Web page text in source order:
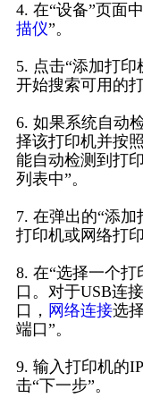
4. 在“设备”页面
描仪”。
5. 点击“添加打印
开始搜索可用的打
6. 如果系统自动
择该打印机并按
能自动检测到打
列表中”。
7. 在弹出的“添
打印机或网络打
8. 在“选择一个
口。对于USB连
口， 网络连接选
端口”。
9. 输入打印机的
击“下一步”。